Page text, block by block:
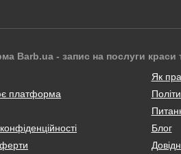
Barb.ua - запис на послуги краси
платформа
Як
Блог